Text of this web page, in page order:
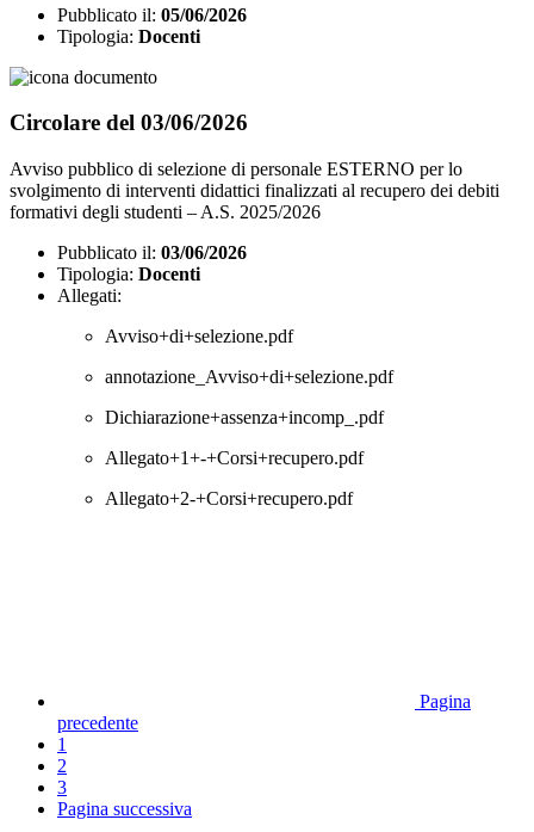
Pubblicato il: 05/06/2026
Tipologia: Docenti
Circolare del 03/06/2026
Avviso pubblico di selezione di personale ESTERNO per lo
svolgimento di interventi didattici finalizzati al recupero dei debiti
formativi degli studenti – A.S. 2025/2026
Pubblicato il: 03/06/2026
Tipologia: Docenti
Allegati:
Avviso+di+selezione.pdf
annotazione_Avviso+di+selezione.pdf
Dichiarazione+assenza+incomp_.pdf
Allegato+1+-+Corsi+recupero.pdf
Allegato+2-+Corsi+recupero.pdf
Pagina
precedente
1
2
3
Pagina successiva